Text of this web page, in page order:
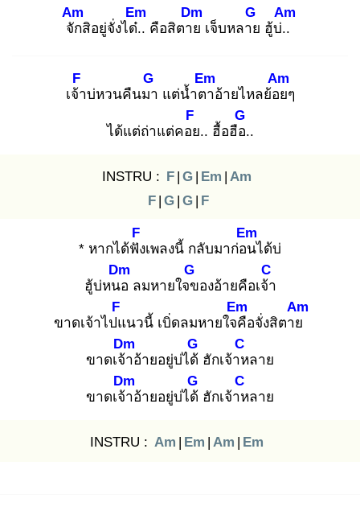
จัก
Am
สิอยู่จั่งได๋..
Em
คือสิตาย
Dm
เจ็บหลาย
G
ฮู้บ่..
Am
เจ้า
F
บ่หวนคืนมา
G
แต่น้ำตา
Em
อ้ายไหลย้อย
Am
ๆ
ได้แต่ถ่าแต่คอย
F
.. ฮื้อฮือ.
G
.
INSTRU : F | G | Em | Am
F | G | G | F
* หากได้ฟัง
F
เพลงนี้ กลับมาก่อน
Em
ได้บ่
ฮู้บ่หนอ
Dm
ลมหายใจข
G
องอ้ายคือเจ้า
C
ขาดเจ้าไปแ
F
นวนี้ เบิ่ดลมหายใจคื
Em
อจั่งสิตาย
Am
ขาดเจ้า
Dm
อ้ายอยู่บ่ได้
G
ฮักเจ้าห
C
ลาย
ขาดเจ้า
Dm
อ้ายอยู่บ่ได้
G
ฮักเจ้าห
C
ลาย
INSTRU : Am | Em | Am | Em